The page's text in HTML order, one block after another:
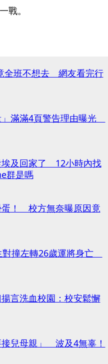
戰。
全班不想去 網友看完行
滿滿4頁警告理由曝光
埃及回家了 12小時內找
群是嗎
蛋！ 校方無奈曝原因竟
撞左轉26歲運將身亡
言洗血校園：校安鬆懈
兒母親」 波及4無辜！